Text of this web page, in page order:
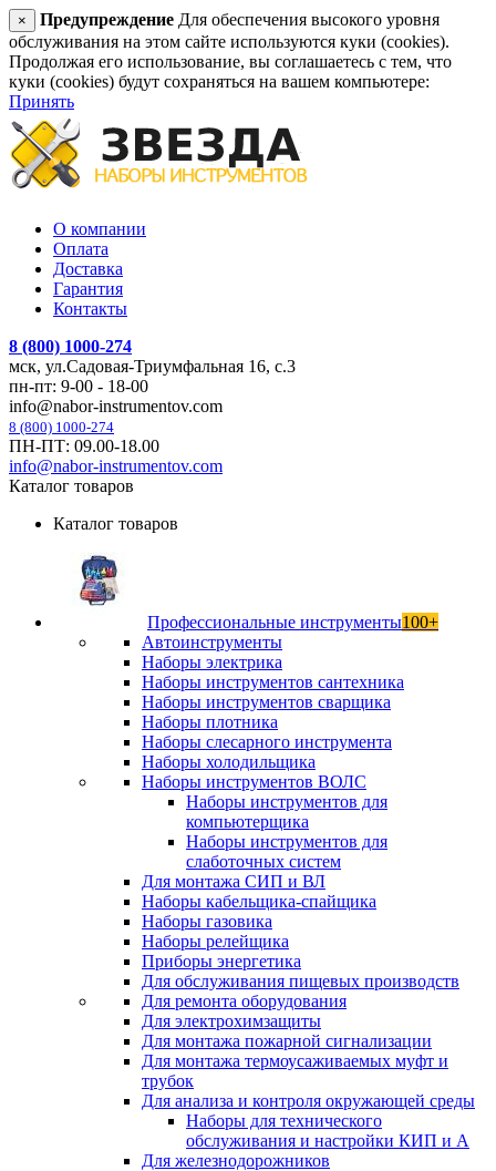
× Предупреждение Для обеспечения высокого уровня
обслуживания на этом сайте используются куки (cookies).
Продолжая его использование, вы соглашаетесь с тем, что
куки (cookies) будут сохраняться на вашем компьютере:
Принять
О компании
Оплата
Доставка
Гарантия
Контакты
8 (800) 1000-274
мск, ул.Садовая-Триумфальная 16, с.3
пн-пт: 9-00 - 18-00
info@nabor-instrumentov.com
8 (800) 1000-274
ПН-ПТ: 09.00-18.00
info@nabor-instrumentov.com
Каталог товаров
Каталог товаров
Профессиональные инструменты100+
Автоинструменты
Наборы электрика
Наборы инструментов сантехника
Наборы инструментов сварщика
Наборы плотника
Наборы слесарного инструмента
Наборы холодильщика
Наборы инструментов ВОЛС
Наборы инструментов для
компьютерщика
Наборы инструментов для
слаботочных систем
Для монтажа СИП и ВЛ
Наборы кабельщика-спайщика
Наборы газовика
Наборы релейщика
Приборы энергетика
Для обслуживания пищевых производств
Для ремонта оборудования
Для электрохимзащиты
Для монтажа пожарной сигнализации
Для монтажа термоусаживаемых муфт и
трубок
Для анализа и контроля окружающей среды
Наборы для технического
обслуживания и настройки КИП и А
Для железнодорожников